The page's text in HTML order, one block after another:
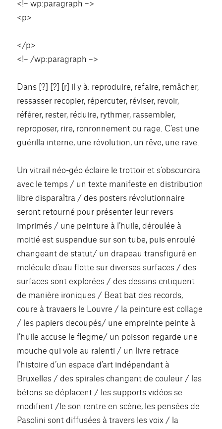
<!– wp:paragraph –>
<p>
</p>
<!– /wp:paragraph –>
Dans [?] [?] [r] il y à: reproduire, refaire, remâcher,
ressasser recopier, répercuter, réviser, revoir,
référer, rester, réduire, rythmer, rassembler,
reproposer, rire, ronronnement ou rage. C’est une
guérilla interne, une révolution, un rêve, une rave.
Un vitrail néo-géo éclaire le trottoir et s’obscurcira
avec le temps / un texte manifeste en distribution
libre disparaîtra / des posters révolutionnaire
seront retourné pour présenter leur revers
imprimés / une peinture à l’huile, déroulée à
moitié est suspendue sur son tube, puis enroulé
changeant de statut/ un drapeau transfiguré en
molécule d’eau flotte sur diverses surfaces / des
surfaces sont explorées / des dessins critiquent
de manière ironiques / Beat bat des records,
coure à travaers le Louvre / la peinture est collage
/ les papiers decoupés/ une empreinte peinte à
l’huile accuse le flegme/ un poisson regarde une
mouche qui vole au ralenti / un livre retrace
l’histoire d’un espace d’art indépendant à
Bruxelles / des spirales changent de couleur / les
bétons se déplacent / les supports vidéos se
modifient /le son rentre en scène, les pensées de
Pasolini sont diffusées à travers les voix / la